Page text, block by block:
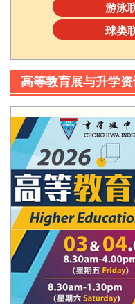
游泳
球类
高等教育展与升学